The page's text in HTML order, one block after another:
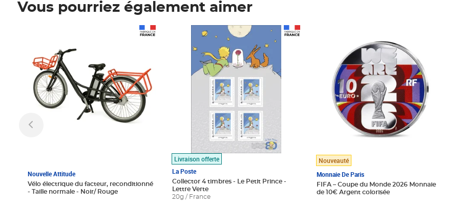
Vous pourriez également aimer
Nouvelle Attitude
Vélo électrique du facteur, reconditionné
- Taille normale - Noir/ Rouge
Livraison offerte
La Poste
Collector 4 timbres - Le Petit Prince -
Lettre Verte
20g / France
Prix 7,50€
Nouveauté
Monnaie De Paris
FIFA – Coupe du Monde 2026 Monnaie
de 10€ Argent colorisée